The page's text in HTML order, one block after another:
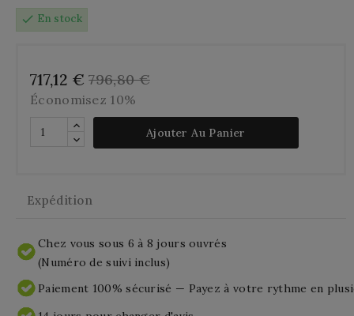
check En stock
717,12 € 796,80 €
Économisez 10%
Ajouter Au Panier
Expédition
Chez vous sous 6 à 8 jours ouvrés
(Numéro de suivi inclus)
Paiement 100% sécurisé — Payez à votre rythme en